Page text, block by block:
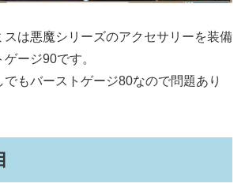
は悪魔シリーズのアクセサリーを装備
ージ90です。
もバーストゲージ80なので問題あり